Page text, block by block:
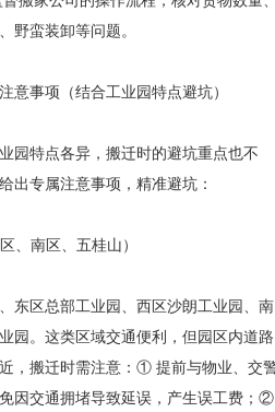
野蛮装卸等问题。
意事项（结合工业园特点避坑）
园特点各异，搬迁时的避坑重点也不
出专属注意事项，精准避坑：
、南区、五桂山）
东区总部工业园、西区沙朗工业园、南
园。这类区域交通便利，但园区内道路
，搬迁时需注意：① 提前与物业、交
因交通拥堵导致延误，产生误工费；②